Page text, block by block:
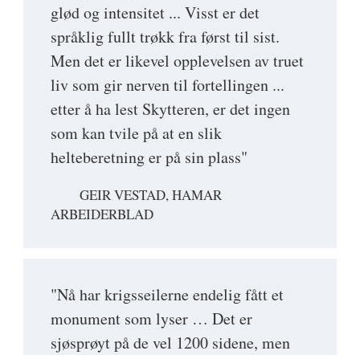
glød og intensitet ... Visst er det
språklig fullt trøkk fra først til sist.
Men det er likevel opplevelsen av truet
liv som gir nerven til fortellingen ...
etter å ha lest Skytteren, er det ingen
som kan tvile på at en slik
helteberetning er på sin plass"
GEIR VESTAD, HAMAR
ARBEIDERBLAD
"Nå har krigsseilerne endelig fått et
monument som lyser … Det er
sjøsprøyt på de vel 1200 sidene, men